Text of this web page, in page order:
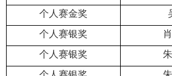
个人赛金奖
个人赛银奖
个人赛银奖